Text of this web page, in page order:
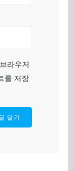
라우저
를 저장